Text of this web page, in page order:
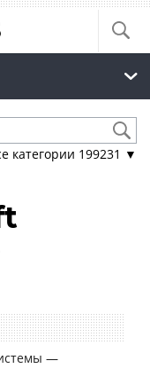
категории 199231 ▼
—